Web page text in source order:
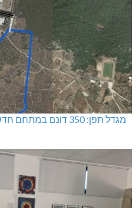
האלימות משתוללת!